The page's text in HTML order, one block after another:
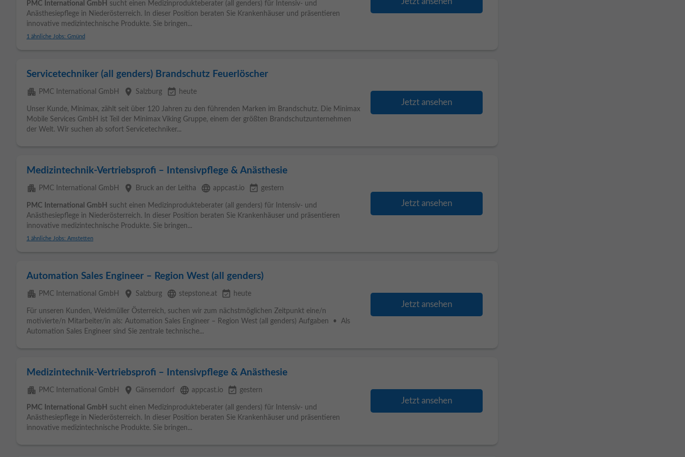
PMC International GmbH sucht einen Medizinprodukteberater (all genders) für Intensiv- und
Anästhesiepflege in Niederösterreich. In dieser Position beraten Sie Krankenhäuser und präsentieren
innovative medizintechnische Produkte. Sie bringen...
1 ähnliche Jobs: Gmünd
Servicetechniker (all genders) Brandschutz Feuerlöscher
apartment PMC International GmbH place Salzburg event_available heute
Unser Kunde, Minimax, zählt seit über 120 Jahren zu den führenden Marken im Brandschutz. Die Minimax
Mobile Services GmbH ist Teil der Minimax Viking Gruppe, einem der größten Brandschutzunternehmen
der Welt. Wir suchen ab sofort Servicetechniker...
Jetzt ansehen
Medizintechnik-Vertriebsprofi – Intensivpflege & Anästhesie
apartment PMC International GmbH place Bruck an der Leitha language appcast.io event_available gestern
PMC International GmbH sucht einen Medizinprodukteberater (all genders) für Intensiv- und
Anästhesiepflege in Niederösterreich. In dieser Position beraten Sie Krankenhäuser und präsentieren
innovative medizintechnische Produkte. Sie bringen...
1 ähnliche Jobs: Amstetten
Jetzt ansehen
Automation Sales Engineer – Region West (all genders)
apartment PMC International GmbH place Salzburg language stepstone.at event_available heute
Für unseren Kunden, Weidmüller Österreich, suchen wir zum nächstmöglichen Zeitpunkt eine/n
motivierte/n Mitarbeiter/in als: Automation Sales Engineer – Region West (all genders) Aufgaben • Als
Automation Sales Engineer sind Sie zentrale technische...
Jetzt ansehen
Medizintechnik-Vertriebsprofi – Intensivpflege & Anästhesie
apartment PMC International GmbH place Gänserndorf language appcast.io event_available gestern
PMC International GmbH sucht einen Medizinprodukteberater (all genders) für Intensiv- und
Anästhesiepflege in Niederösterreich. In dieser Position beraten Sie Krankenhäuser und präsentieren
innovative medizintechnische Produkte. Sie bringen...
Jetzt ansehen